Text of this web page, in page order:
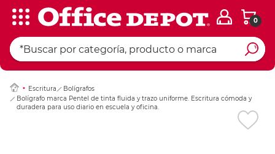
0
Escritura
Bolígrafos
Bolígrafo marca Pentel de tinta fluida y trazo uniforme. Escritura cómoda y
duradera para uso diario en escuela y oficina.
Ingresar Codigo